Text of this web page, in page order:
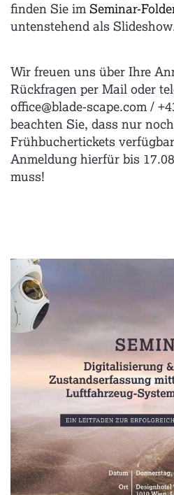
finden Sie im Seminar-
untenstehend als
Wir freuen uns über Ihre
Rückfragen per Mail oder
office@blade-scape.com /
beachten Sie, dass nur
Frühbuchertickets
Anmeldung hierfür bis
muss!